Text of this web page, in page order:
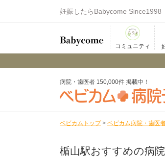
妊娠したらBabycome Since1998
コミュニティ
病院・歯医者 150,000件 掲載中！
ベビカムトップ > ベビカム病院・歯医
楯山駅おすすめの病